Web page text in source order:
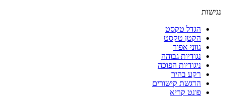
נגישות
הגדל טקסט
הקטן טקסט
גווני אפור
נגודיות גבוהה
ניגודיות הפוכה
רקע בהיר
הדגשת קישורים
פונט קריא